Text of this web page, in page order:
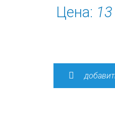
Цена: